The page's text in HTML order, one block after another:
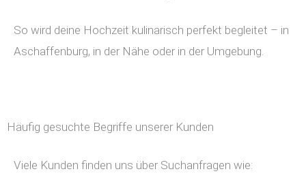
So wird deine Hochzeit kulinarisch perfekt begleitet – in
Aschaffenburg, in der Nähe oder in der Umgebung.
Häufig gesuchte Begriffe unserer Kunden
Viele Kunden finden uns über Suchanfragen wie: